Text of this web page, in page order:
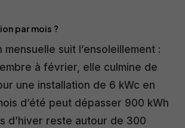
par mois ?
mensuelle suit l’ensoleillement :
à février, elle culmine de
une installation de 6 kWc en
d’été peut dépasser 900 kWh
d’hiver reste autour de 300